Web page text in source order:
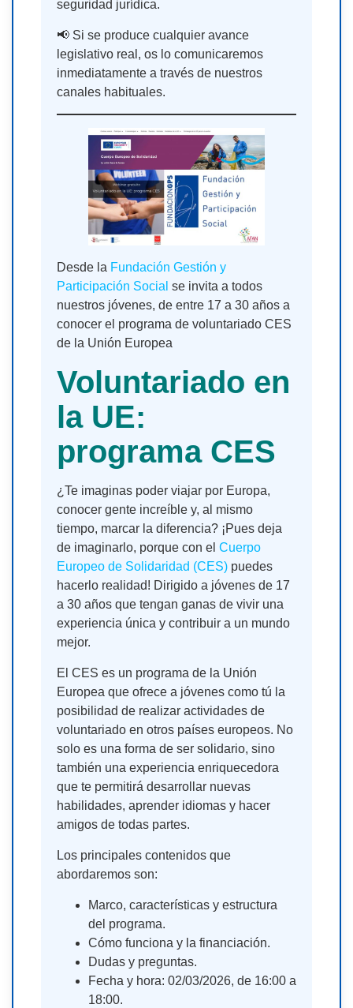
seguridad jurídica.
📢 Si se produce cualquier avance
legislativo real, os lo comunicaremos
inmediatamente a través de nuestros
canales habituales.
Desde la Fundación Gestión y
Participación Social se invita a todos
nuestros jóvenes, de entre 17 a 30 años a
conocer el programa de voluntariado CES
de la Unión Europea
Voluntariado en
la UE:
programa CES
¿Te imaginas poder viajar por Europa,
conocer gente increíble y, al mismo
tiempo, marcar la diferencia? ¡Pues deja
de imaginarlo, porque con el Cuerpo
Europeo de Solidaridad (CES) puedes
hacerlo realidad! Dirigido a jóvenes de 17
a 30 años que tengan ganas de vivir una
experiencia única y contribuir a un mundo
mejor.
El CES es un programa de la Unión
Europea que ofrece a jóvenes como tú la
posibilidad de realizar actividades de
voluntariado en otros países europeos. No
solo es una forma de ser solidario, sino
también una experiencia enriquecedora
que te permitirá desarrollar nuevas
habilidades, aprender idiomas y hacer
amigos de todas partes.
Los principales contenidos que
abordaremos son:
Marco, características y estructura
del programa.
Cómo funciona y la financiación.
Dudas y preguntas.
Fecha y hora: 02/03/2026, de 16:00 a
18:00.